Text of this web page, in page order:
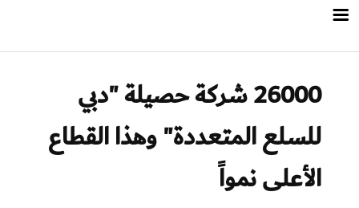
الرئيسيــة
أحدث الأخبار
سوالف الدار
بيزنس
26000 شركة حصيلة "دبي
للسلع المتعددة" وهذا القطاع
الأعلى نمواً